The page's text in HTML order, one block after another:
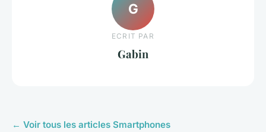
G
ECRIT PAR
Gabin
← Voir tous les articles Smartphones